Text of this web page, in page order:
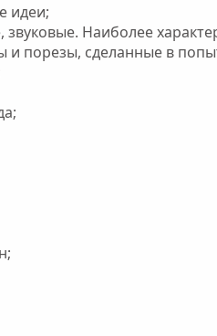
идеи;
Наиболее
и порезы, сделанные в